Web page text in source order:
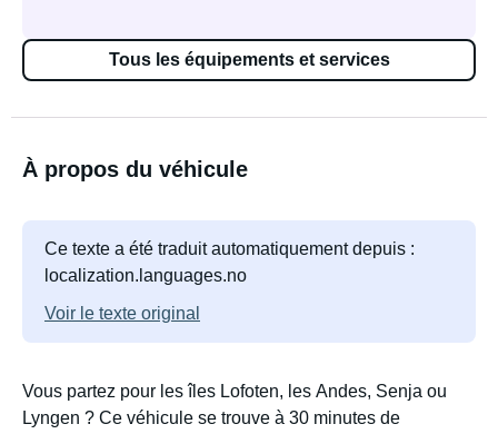
Tous les équipements et services
À propos du véhicule
Ce texte a été traduit automatiquement depuis :
localization.languages.no
Voir le texte original
Vous partez pour les îles Lofoten, les Andes, Senja ou
Lyngen ? Ce véhicule se trouve à 30 minutes de